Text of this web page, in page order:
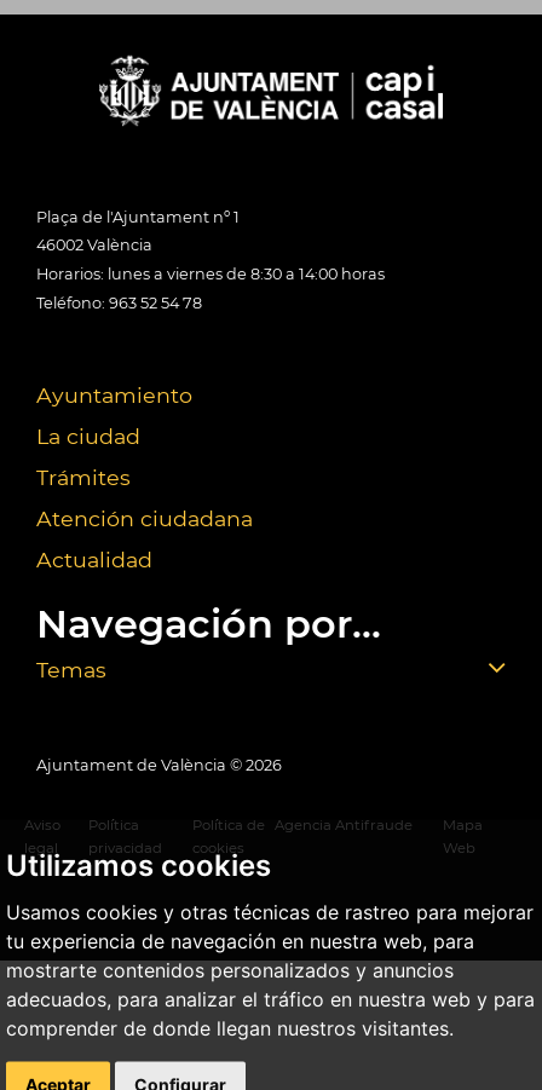
Utilizamos cookies
Usamos cookies y otras técnicas de rastreo para mejorar
tu experiencia de navegación en nuestra web, para
mostrarte contenidos personalizados y anuncios
adecuados, para analizar el tráfico en nuestra web y para
comprender de donde llegan nuestros visitantes.
Aceptar Configurar
Plaça de l'Ajuntament nº 1
46002 València
Horarios: lunes a viernes de 8:30 a 14:00 horas
Teléfono: 963 52 54 78
Ayuntamiento
La ciudad
Trámites
Atención ciudadana
Actualidad
Navegación por...
Temas
Ajuntament de València © 2026
Aviso
legal
Política
privacidad
Política de
cookies
Agencia Antifraude
Mapa
Web